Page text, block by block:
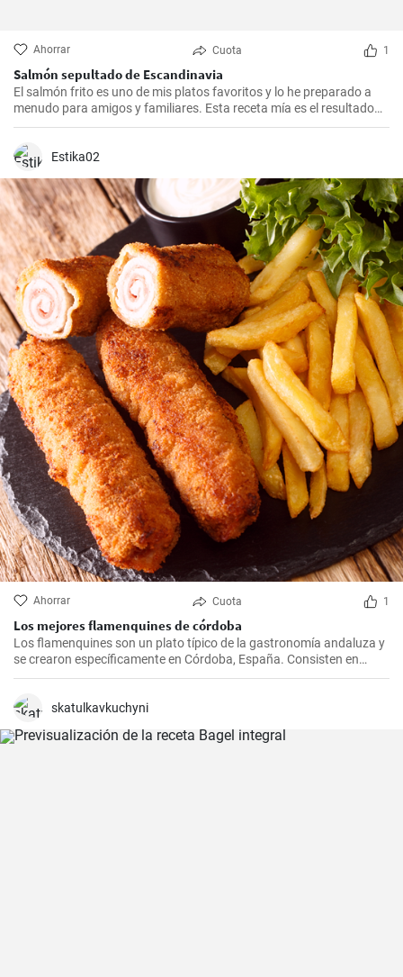
Ahorrar Cuota 1
Salmón sepultado de Escandinavia
El salmón frito es uno de mis platos favoritos y lo he preparado a
menudo para amigos y familiares. Esta receta mía es el resultado
de mucha experimentación y personalización. Lo sorprendente es
impresionante. Un trozo de filete de salmón fresco se marina en un
Estika02
Ahorrar Cuota 1
Los mejores flamenquines de córdoba
Los flamenquines son un plato típico de la gastronomía andaluza y
se crearon específicamente en Córdoba, España. Consisten en
rollitos de jamón serrano y carne de cerdo empanados y fritos. Son
como tapas y son comúnmente acompañados con papas fritas y
skatulkavkuchyni